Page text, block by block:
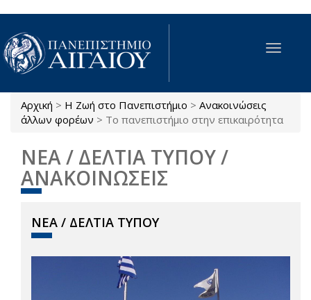
Παράκαμψη προς το κυρίως περιεχόμενο
Toggle
Είστε εδώ
Αρχική > Η Ζωή στο Πανεπιστήμιο > Ανακοινώσεις
άλλων φορέων > Το πανεπιστήμιο στην επικαιρότητα
ΝΕΑ / ΔΕΛΤΙΑ ΤΥΠΟΥ /
ΑΝΑΚΟΙΝΩΣΕΙΣ
ΝΕΑ / ΔΕΛΤΙΑ ΤΥΠΟΥ